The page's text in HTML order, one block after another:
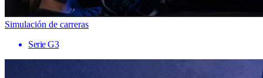
Simulación de carreras
Serie G3